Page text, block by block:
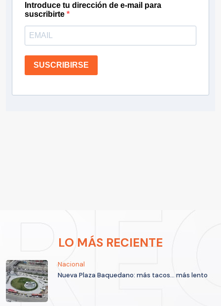
Introduce tu dirección de e-mail para
suscribirte
SUSCRIBIRSE
LO MÁS RECIENTE
Nacional
Nueva Plaza Baquedano: más tacos... más lento